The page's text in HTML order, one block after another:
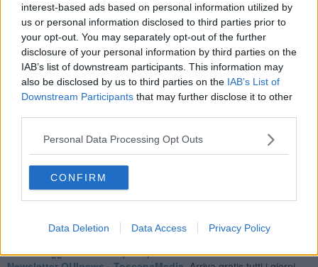
interest-based ads based on personal information utilized by
us or personal information disclosed to third parties prior to
your opt-out. You may separately opt-out of the further
disclosure of your personal information by third parties on the
IAB’s list of downstream participants. This information may
also be disclosed by us to third parties on the IAB’s List of
Downstream Participants that may further disclose it to other
Personal Data Processing Opt Outs
CONFIRM
Data Deletion Data Access Privacy Policy
La scorsa notte, sulla E45 e sulle principali arterie della Valtiberina,
in poche ore sono statesei le patenti ritiratead altrettanti
conducenti, alcunineo patentati, a causa di un tasso alcolemico
troppo altro rilevato con l'etilometro. Altri tre conducenti, invece,
sono stati trovati in possesso di hashish e spinelli.
L'operazione è scattata durante una serie di controlli intensificati
dall'Arma per garantire maggiore sicurezza sulle strade e arginare i
Se vuoi leggere le notizie principali della Toscana iscriviti alla